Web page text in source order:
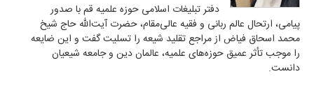
دفتر تبلیغات اسلامی حوزه علمیه قم با صدور
پیامی، ارتحال عالم ربانی و فقیه عالی‌مقام، حضرت آیت‌الله حاج شیخ
محمد اسحاق فیاض از مراجع تقلید شیعه را تسلیت گفت و این ضایعه
را موجب تأثر عمیق حوزه‌های علمیه، عالمان دین و جامعه شیعیان
دانست.